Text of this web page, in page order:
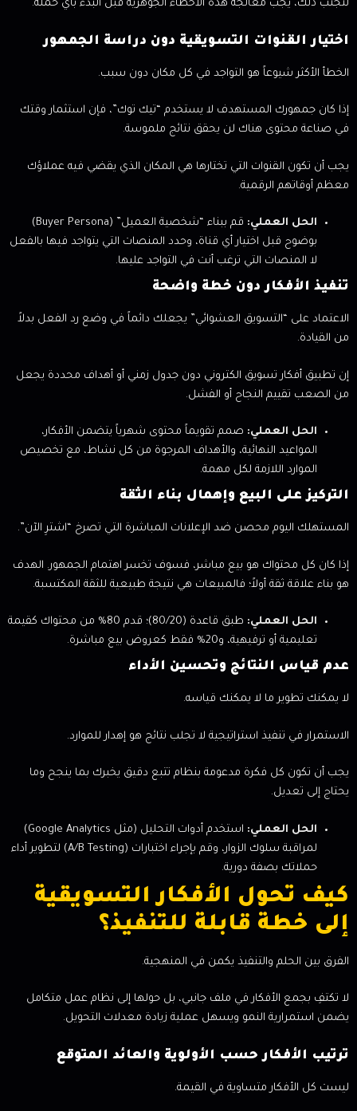
لتجنب ذلك، يجب معالجة هذه الأخطاء الجوهرية قبل البدء بأي حملة.
اختيار القنوات التسويقية دون دراسة الجمهور
الخطأ الأكثر شيوعاً هو التواجد في كل مكان دون سبب.
إذا كان جمهورك المستهدف لا يستخدم “تيك توك”، فإن استثمار وقتك
في صناعة محتوى هناك لن يحقق نتائج ملموسة.
يجب أن تكون القنوات التي تختارها هي المكان الذي يقضي فيه عملاؤك
معظم أوقاتهم الرقمية.
الحل العملي:
قم ببناء “شخصية العميل” (Buyer Persona)
بوضوح قبل اختيار أي قناة، وحدد المنصات التي يتواجد فيها بالفعل
لا المنصات التي ترغب أنت في التواجد عليها.
تنفيذ الأفكار دون خطة واضحة
الاعتماد على “التسويق العشوائي” يجعلك دائماً في وضع رد الفعل بدلاً
من القيادة.
إن تطبيق أفكار تسويق الكتروني دون جدول زمني أو أهداف محددة يجعل
من الصعب تقييم النجاح أو الفشل.
الحل العملي: صمم تقويماً محتوى شهرياً يتضمن الأفكار،
المواعيد النهائية، والأهداف المرجوة من كل نشاط، مع تخصيص
الموارد اللازمة لكل مهمة.
التركيز على البيع وإهمال بناء الثقة
المستهلك اليوم محصن ضد الإعلانات المباشرة التي تصرخ “اشترِ الآن”.
إذا كان كل محتواك هو بيع مباشر، فسوف تخسر اهتمام الجمهور. الهدف
هو بناء علاقة ثقة أولاً؛ فالمبيعات هي نتيجة طبيعية للثقة المكتسبة.
الحل العملي:
طبق قاعدة (80/20)؛ قدم 80% من محتواك كقيمة
تعليمية أو ترفيهية، و20% فقط كعروض بيع مباشرة.
عدم قياس النتائج وتحسين الأداء
لا يمكنك تطوير ما لا يمكنك قياسه.
الاستمرار في تنفيذ استراتيجية لا تجلب نتائج هو إهدار للموارد.
يجب أن تكون كل فكرة مدعومة بنظام تتبع دقيق يخبرك بما ينجح وما
يحتاج إلى تعديل.
الحل العملي:
استخدم أدوات التحليل (مثل Google Analytics)
لمراقبة سلوك الزوار، وقم بإجراء اختبارات (A/B Testing) لتطوير أداء
حملاتك بصفة دورية.
كيف تحول الأفكار التسويقية
إلى خطة قابلة للتنفيذ؟
الفرق بين الحلم والتنفيذ يكمن في المنهجية.
لا تكتفِ بجمع الأفكار في ملف جانبي، بل حولها إلى نظام عمل متكامل
يضمن استمرارية النمو ويسهل عملية زيادة معدلات التحويل.
ترتيب الأفكار حسب الأولوية والعائد المتوقع
ليست كل الأفكار متساوية في القيمة.